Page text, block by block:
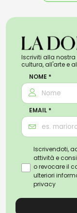
Iscriviti alla
cultura, all'arte e
NOME *
EMAIL *
Iscrivendoti,
attività e
o revocare il
ulteriori
privacy